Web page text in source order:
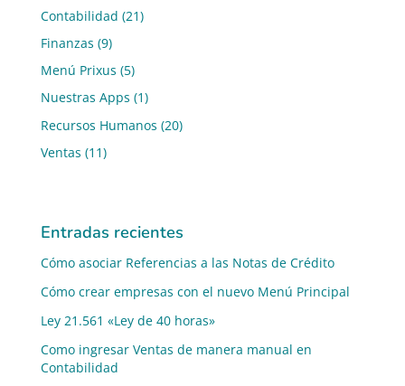
Contabilidad (21)
Finanzas (9)
Menú Prixus (5)
Nuestras Apps (1)
Recursos Humanos (20)
Ventas (11)
Entradas recientes
Cómo asociar Referencias a las Notas de Crédito
Cómo crear empresas con el nuevo Menú Principal
Ley 21.561 «Ley de 40 horas»
Como ingresar Ventas de manera manual en
Contabilidad